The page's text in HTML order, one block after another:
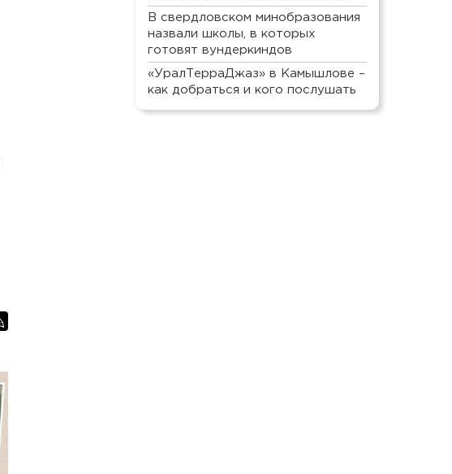
В свердловском минобразования
назвали школы, в которых
готовят вундеркиндов
«УралТерраДжаз» в Камышлове –
как добраться и кого послушать